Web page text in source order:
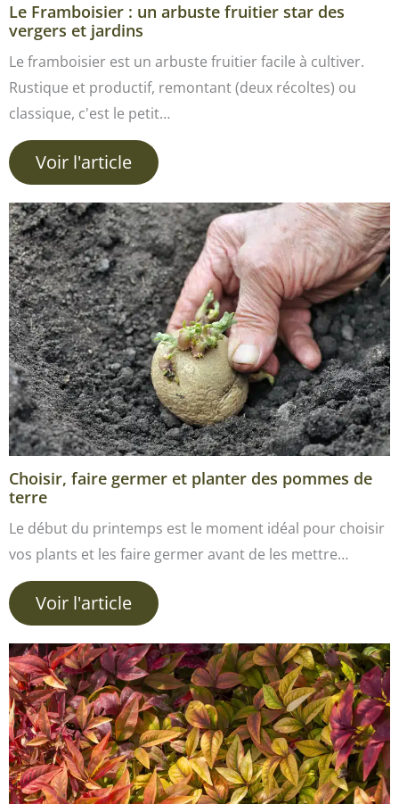
Le Framboisier : un arbuste fruitier star des
vergers et jardins
Le framboisier est un arbuste fruitier facile à cultiver.
Rustique et productif, remontant (deux récoltes) ou
classique, c'est le petit…
Voir l'article
Choisir, faire germer et planter des pommes de
terre
Le début du printemps est le moment idéal pour choisir
vos plants et les faire germer avant de les mettre…
Voir l'article